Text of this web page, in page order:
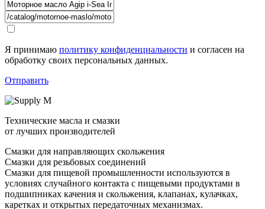
Я принимаю политику конфиденциальности и согласен на
обработку своих персональных данных.
Отправить
Технические масла и смазки
от лучших производителей
Смазки для направляющих скольжения
Смазки для резьбовых соединений
Смазки для пищевой промышленности используются в
условиях случайного контакта с пищевыми продуктами в
подшипниках качения и скольжения, клапанах, кулачках,
каретках и открытых передаточных механизмах.